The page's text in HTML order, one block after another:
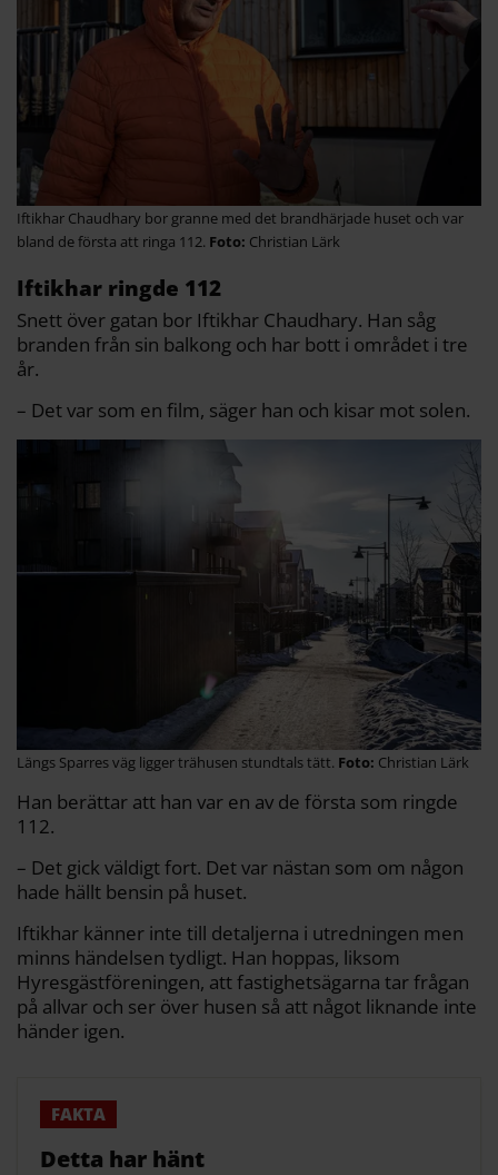
Iftikhar Chaudhary bor granne med det brandhärjade huset och var
bland de första att ringa 112.
Christian Lärk
Iftikhar ringde 112
Snett över gatan bor Iftikhar Chaudhary. Han såg
branden från sin balkong och har bott i området i tre
år.
– Det var som en film, säger han och kisar mot solen.
Längs Sparres väg ligger trähusen stundtals tätt. Christian Lärk
Han berättar att han var en av de första som ringde
112.
– Det gick väldigt fort. Det var nästan som om någon
hade hällt bensin på huset.
Iftikhar känner inte till detaljerna i utredningen men
minns händelsen tydligt. Han hoppas, liksom
Hyresgästföreningen, att fastighetsägarna tar frågan
på allvar och ser över husen så att något liknande inte
händer igen.
Detta har hänt